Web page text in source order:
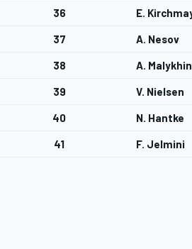
36 E.
37 A. Nesov
38 A. Malykhin
39 V. Nielsen
40 N. Hantke
41 F. Jelmini